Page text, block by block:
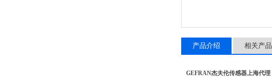
产品介绍 相关产品
GEFRAN杰夫伦传感器上海代理